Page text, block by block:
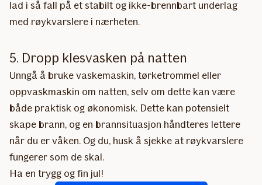
lad i så fall på et stabilt og ikke-brennbart underlag
med røykvarslere i nærheten.
5. Dropp klesvasken på natten
Unngå å bruke vaskemaskin, tørketrommel eller
oppvaskmaskin om natten, selv om dette kan være
både praktisk og økonomisk. Dette kan potensielt
skape brann, og en brannsituasjon håndteres lettere
når du er våken. Og du, husk å sjekke at røykvarslere
fungerer som de skal.
Ha en trygg og fin jul!